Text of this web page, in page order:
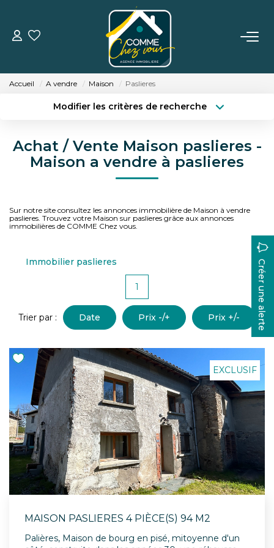
VENTE
BIENS VENDUS
L'AGENCE
CONTACT
Accueil A vendre Maison Paslieres
Modifier les critères de recherche
Sélectionnez...
Type de bien
Surface min
Créer une alerte
Achat / Vente Maison paslieres -
Maison a vendre à paslieres
Sur notre site consultez les annonces immobilière de Maison à vendre
paslieres. Trouvez votre Maison sur paslieres grâce aux annonces
immobilières de COMME Chez vous.
Immobilier paslieres Créer une alerte
1
Trier par : Date Prix -/+ Prix +/-
EXCLUSIF
MAISON PASLIERES 4 PIÈCE(S) 94 M2
Palières, Maison de bourg en pisé, mitoyenne d'un